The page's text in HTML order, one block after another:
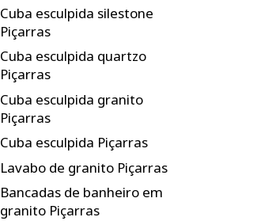
Cuba esculpida silestone
Piçarras
Cuba esculpida quartzo
Piçarras
Cuba esculpida granito
Piçarras
Cuba esculpida Piçarras
Lavabo de granito Piçarras
Bancadas de banheiro em
granito Piçarras